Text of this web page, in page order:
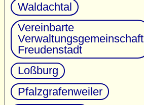
Waldachtal
Vereinbarte
Verwaltungsgemeinschaft
Freudenstadt
Loßburg
Pfalzgrafenweiler